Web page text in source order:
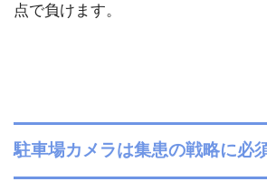
点で負けます。
駐車場カメラは集患の戦略に必